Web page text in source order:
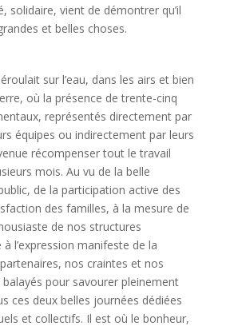
solidaire, vient de démontrer qu’il
et belles choses.
sur l’eau, dans les airs et bien
où la présence de trente-cinq
représentés directement par
équipes ou indirectement par leurs
récompenser tout le travail
mois. Au vu de la belle
de la participation active des
des familles, à la mesure de
de nos structures
l’expression manifeste de la
nos craintes et nos
pour savourer pleinement
ces deux belles journées dédiées
et collectifs. Il est où le bonheur,